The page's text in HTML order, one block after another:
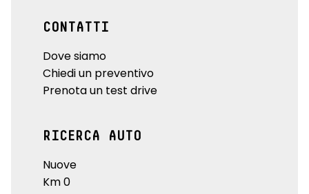
CONTATTI
Dove siamo
Chiedi un preventivo
Prenota un test drive
RICERCA AUTO
Nuove
Km 0